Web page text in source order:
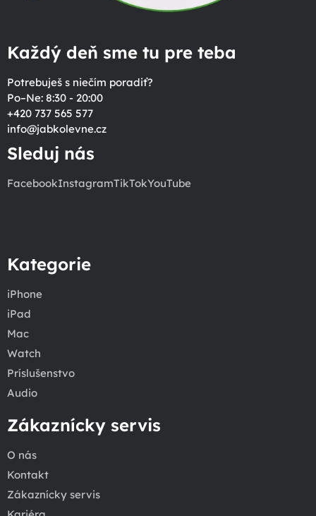
Každý deň sme tu pre teba
Potrebuješ s niečím poradiť?
Po–Ne: 8:30 - 20:00
+420 737 565 577
info@jabkolevne.cz
Sleduj nás
FacebookInstagramTikTokYouTube
Kategorie
iPhone
iPad
Mac
Watch
Príslušenstvo
Audio
Zákaznícky servis
O nás
Kontakt
Zákaznícky servis